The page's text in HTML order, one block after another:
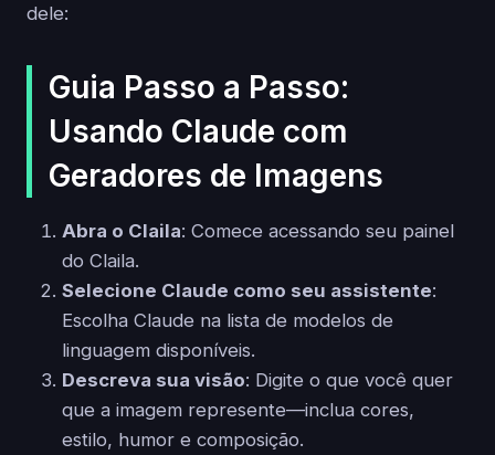
dele:
Guia Passo a Passo:
Usando Claude com
Geradores de Imagens
Abra o Claila: Comece acessando seu painel
do Claila.
Selecione Claude como seu assistente:
Escolha Claude na lista de modelos de
linguagem disponíveis.
Descreva sua visão: Digite o que você quer
que a imagem represente—inclua cores,
estilo, humor e composição.